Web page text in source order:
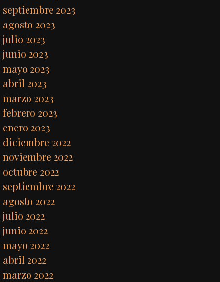
septiembre 2023
agosto 2023
julio 2023
junio 2023
mayo 2023
abril 2023
marzo 2023
febrero 2023
enero 2023
diciembre 2022
noviembre 2022
octubre 2022
septiembre 2022
agosto 2022
julio 2022
junio 2022
mayo 2022
abril 2022
marzo 2022